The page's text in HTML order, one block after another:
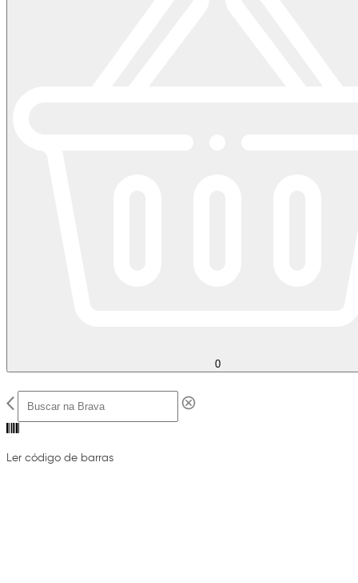
0
Ler código de barras